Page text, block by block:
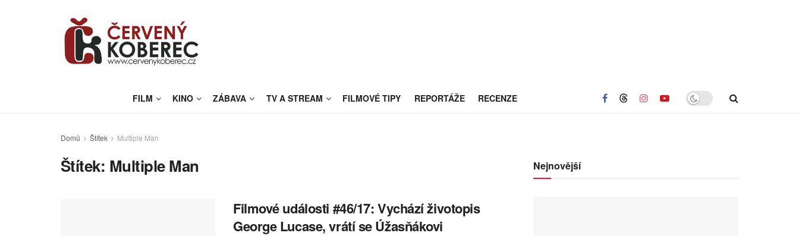
FILM KINO ZÁBAVA TV A STREAM FILMOVÉ TIPY REPORTÁŽE RECENZE
Domů Štítek Multiple Man
Štítek: Multiple Man
Filmové události #46/17: Vychází životopis
George Lucase, vrátí se Úžasňákovi
Nejnovější